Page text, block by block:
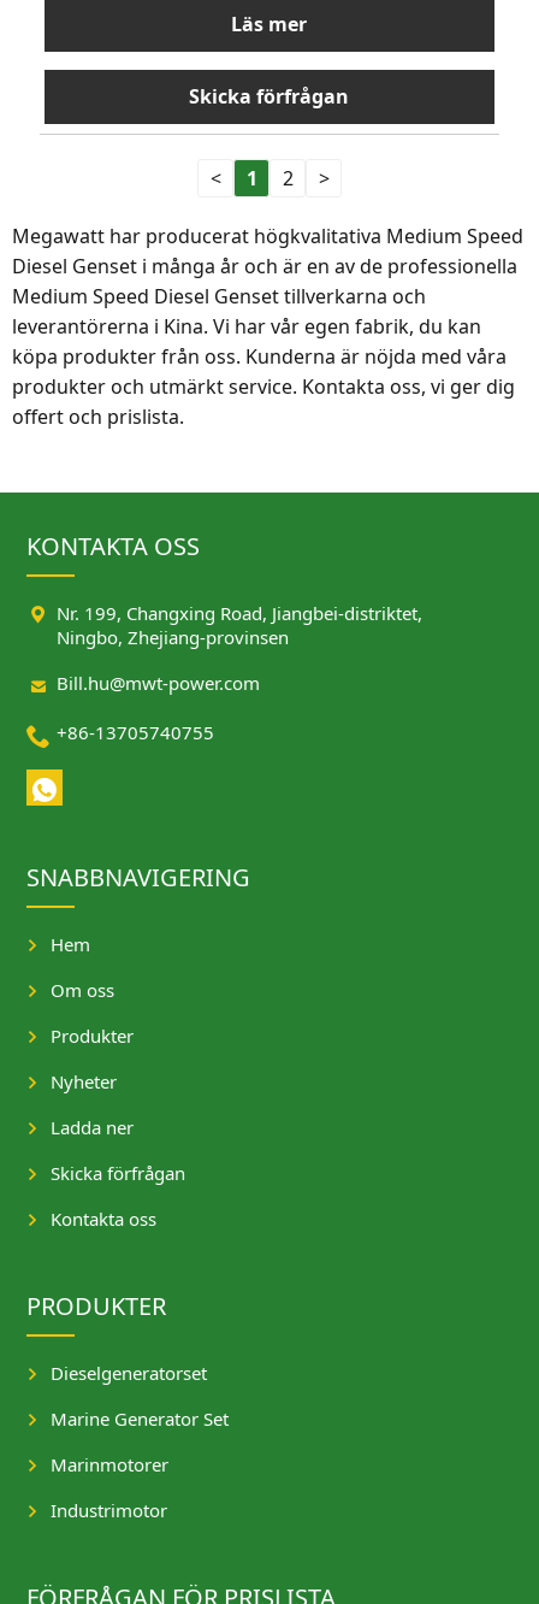
Läs mer
Skicka förfrågan
< 1 2 >
Megawatt har producerat högkvalitativa Medium Speed
​​Diesel Genset i många år och är en av de professionella
Medium Speed ​​Diesel Genset tillverkarna och
leverantörerna i Kina. Vi har vår egen fabrik, du kan
köpa produkter från oss. Kunderna är nöjda med våra
produkter och utmärkt service. Kontakta oss, vi ger dig
offert och prislista.
KONTAKTA OSS
 Nr. 199, Changxing Road, Jiangbei-distriktet,
Ningbo, Zhejiang-provinsen
 Bill.hu@mwt-power.com
 +86-13705740755
SNABBNAVIGERING
Hem
Om oss
Produkter
Nyheter
Ladda ner
Skicka förfrågan
Kontakta oss
PRODUKTER
Dieselgeneratorset
Marine Generator Set
Marinmotorer
Industrimotor
FÖRFRÅGAN FÖR PRISLISTA